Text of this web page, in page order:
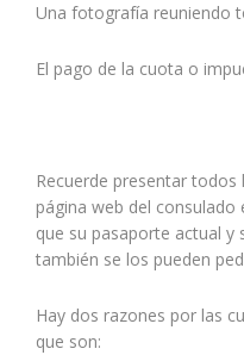
Una fotografía reuniendo
El pago de la cuota o
Recuerde presentar
página web del consulado
que su pasaporte actual y
también se los pueden
Hay dos razones por las
que son: